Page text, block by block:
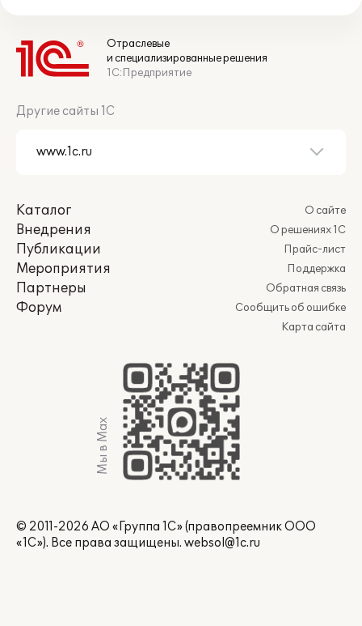
Отраслевые
и специализированные решения
1С:Предприятие
Другие сайты 1С
Каталог
Внедрения
Публикации
Мероприятия
Партнеры
Форум
О сайте
О решениях 1С
Прайс-лист
Поддержка
Обратная связь
Сообщить об ошибке
Карта сайта
Мы в Max
© 2011-2026 АО «Группа 1С» (правопреемник ООО
«1С»). Все права защищены. websol@1c.ru